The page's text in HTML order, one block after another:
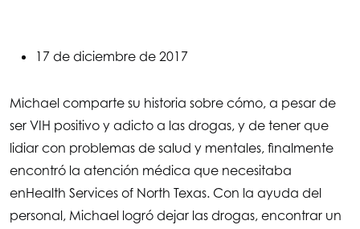
17 de diciembre de 2017
Michael comparte su historia sobre cómo, a pesar de
ser VIH positivo y adicto a las drogas, y de tener que
lidiar con problemas de salud y mentales, finalmente
encontró la atención médica que necesitaba
enHealth Services of North Texas. Con la ayuda del
personal, Michael logró dejar las drogas, encontrar un